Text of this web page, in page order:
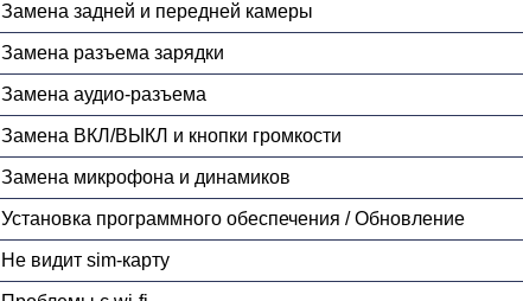
Замена задней и передней камеры
Замена разъема зарядки
Замена аудио-разъема
Замена ВКЛ/ВЫКЛ и кнопки громкости
Замена микрофона и динамиков
Установка программного обеспечения / Обновление
Не видит sim-карту